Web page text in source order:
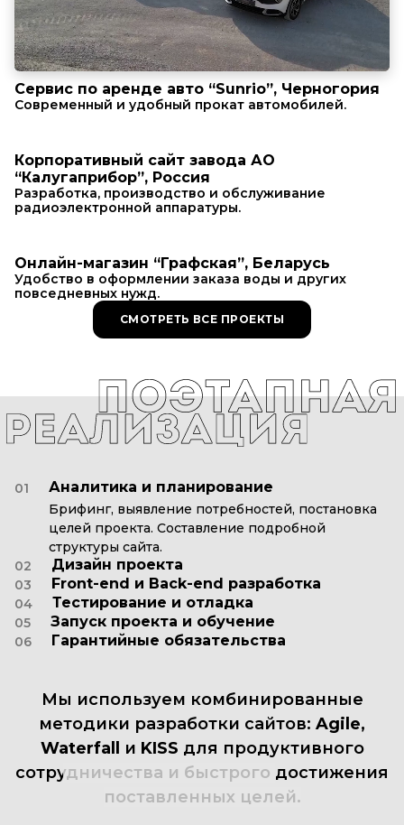
Cервис по аренде авто “Sunrio”, Черногория
Современный и удобный прокат автомобилей.
Корпоративный сайт завода АО
“Калугаприбор”, Россия
Разработка, производство и обслуживание
радиоэлектронной аппаратуры.
Онлайн-магазин “Графская”, Беларусь
Удобство в оформлении заказа воды и других
повседневных нужд.
СМОТРЕТЬ ВСЕ ПРОЕКТЫ
01 Аналитика и планирование
Брифинг, выявление потребностей, постановка
целей проекта. Составление подробной
структуры сайта.
02
Дизайн проекта
03 Front-end и Back-end разработка
04 Тестирование и отладка
05 Запуск проекта и обучение
06 Гарантийные обязательства
Мы используем комбинированные
методики разработки сайтов: Agile,
Waterfall и KISS для продуктивного
сотрудничества и быстрого достижения
поставленных целей.